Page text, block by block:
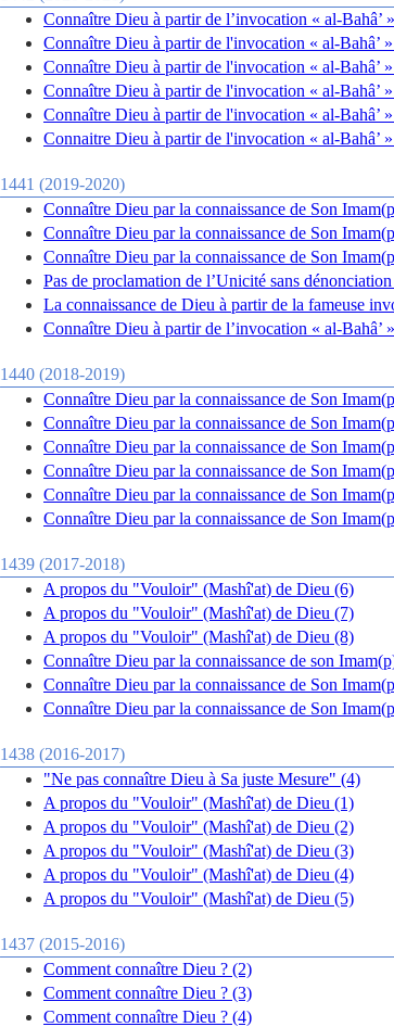
Connaître Dieu à partir de l’invocation « al-Bahâ’ »
Connaître Dieu à partir de l'invocation « al-Bahâ’
Connaître Dieu à partir de l'invocation « al-Bahâ’
Connaître Dieu à partir de l'invocation « al-Bahâ’
Connaître Dieu à partir de l'invocation « al-Bahâ’
Connaitre Dieu à partir de l'invocation « al-Bahâ’
1441 (2019-2020)
Connaître Dieu par la connaissance de Son
Connaître Dieu par la connaissance de Son
Connaître Dieu par la connaissance de Son
Pas de proclamation de l’Unicité sans
La connaissance de Dieu à partir de la fameuse
Connaître Dieu à partir de l’invocation « al-Bahâ’ »
1440 (2018-2019)
Connaître Dieu par la connaissance de Son
Connaître Dieu par la connaissance de Son
Connaître Dieu par la connaissance de Son
Connaître Dieu par la connaissance de Son
Connaître Dieu par la connaissance de Son
Connaître Dieu par la connaissance de Son
1439 (2017-2018)
A propos du "Vouloir" (Mashî'at) de Dieu (6)
A propos du "Vouloir" (Mashî'at) de Dieu (7)
A propos du "Vouloir" (Mashî'at) de Dieu (8)
Connaître Dieu par la connaissance de son
Connaître Dieu par la connaissance de Son
Connaître Dieu par la connaissance de Son
1438 (2016-2017)
"Ne pas connaître Dieu à Sa juste Mesure" (4)
A propos du "Vouloir" (Mashî'at) de Dieu (1)
A propos du "Vouloir" (Mashî'at) de Dieu (2)
A propos du "Vouloir" (Mashî'at) de Dieu (3)
A propos du "Vouloir" (Mashî'at) de Dieu (4)
A propos du "Vouloir" (Mashî'at) de Dieu (5)
1437 (2015-2016)
Comment connaître Dieu ? (2)
Comment connaître Dieu ? (3)
Comment connaître Dieu ? (4)